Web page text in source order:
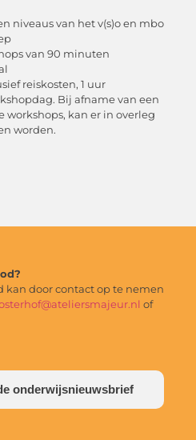
niveaus van het v(s)o en mbo
van 90 minuten
reiskosten, 1 uur
Bij afname van een
workshops, kan er in overleg
worden.
kan door contact op te nemen
of
onderwijsnieuwsbrief